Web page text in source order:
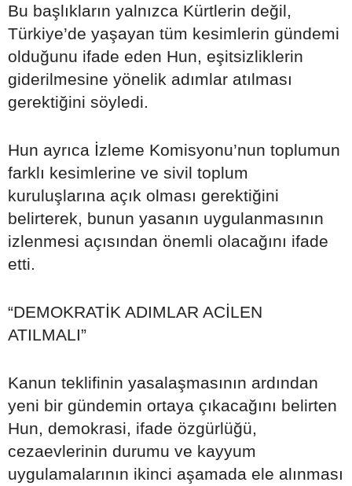
Bu başlıkların yalnızca Kürtlerin değil,
Türkiye’de yaşayan tüm kesimlerin gündemi
olduğunu ifade eden Hun, eşitsizliklerin
giderilmesine yönelik adımlar atılması
gerektiğini söyledi.
Hun ayrıca İzleme Komisyonu’nun toplumun
farklı kesimlerine ve sivil toplum
kuruluşlarına açık olması gerektiğini
belirterek, bunun yasanın uygulanmasının
izlenmesi açısından önemli olacağını ifade
etti.
“DEMOKRATİK ADIMLAR ACİLEN
ATILMALI”
Kanun teklifinin yasalaşmasının ardından
yeni bir gündemin ortaya çıkacağını belirten
Hun, demokrasi, ifade özgürlüğü,
cezaevlerinin durumu ve kayyum
uygulamalarının ikinci aşamada ele alınması